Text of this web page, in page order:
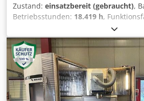
Zustand: einsatzbereit (gebraucht),
Betriebsstunden: 18.419 h,
, Verfahrweg X-Achse:
Y-Achse:560 mm, Verfahrweg Z-
Werkstückgewicht (max.):350 kg,
im Werkzeugmagazin:
, Kein
Verkauf zum höchsten Gebot!
Verfahrweg X-Achse: 630 mm
Csdpszpxdwofx Adqerf Verfahrweg Z-